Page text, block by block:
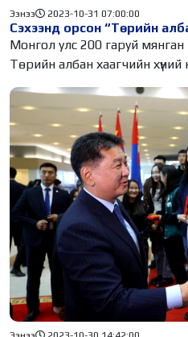
Сэхээнд орсон “Төрийн
Ээнээ 2023-10-31 07:00:00
Монгол улс 200 гаруй
Төрийн албан хаагчийн